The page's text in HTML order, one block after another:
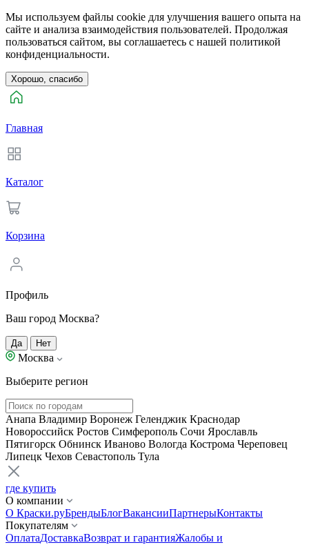
Мы используем файлы cookie для улучшения вашего опыта на
сайте и анализа взаимодействия пользователей. Продолжая
пользоваться сайтом, вы соглашаетесь с нашей политикой
конфиденциальности.
Хорошо, спасибо
Главная
Каталог
Корзина
Профиль
Ваш город Москва?
Да Нет
Москва
Выберите регион
Анапа Владимир Воронеж Геленджик Краснодар
Новороссийск Ростов Симферополь Сочи Ярославль
Пятигорск Обнинск Иваново Вологда Кострома Череповец
Липецк Чехов Севастополь Тула
где купить
О компании
О Краски.руБрендыБлогВакансииПартнерыКонтакты
Покупателям
ОплатаДоставкаВозврат и гарантияЖалобы и